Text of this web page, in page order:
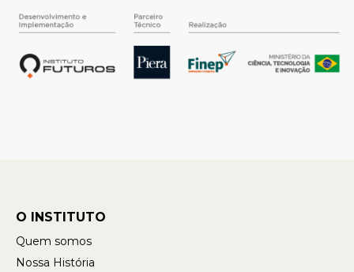
O INSTITUTO
Quem somos
Nossa História